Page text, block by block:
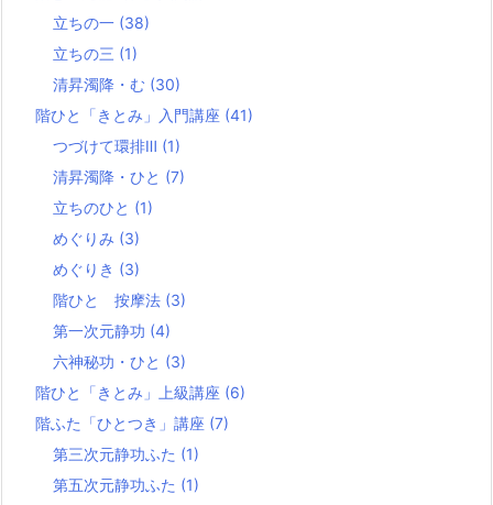
立ちの一 (38)
立ちの三 (1)
清昇濁降・む (30)
階ひと「きとみ」入門講座 (41)
つづけて環排Ⅲ (1)
清昇濁降・ひと (7)
立ちのひと (1)
めぐりみ (3)
めぐりき (3)
階ひと 按摩法 (3)
第一次元静功 (4)
六神秘功・ひと (3)
階ひと「きとみ」上級講座 (6)
階ふた「ひとつき」講座 (7)
第三次元静功ふた (1)
第五次元静功ふた (1)